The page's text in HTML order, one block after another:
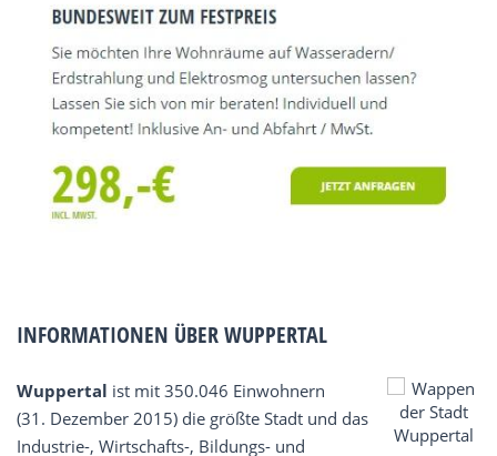
INFORMATIONEN ÜBER WUPPERTAL
Wuppertal ist mit 350.046 Einwohnern
(31. Dezember 2015) die größte Stadt und das
Industrie-, Wirtschafts-, Bildungs- und